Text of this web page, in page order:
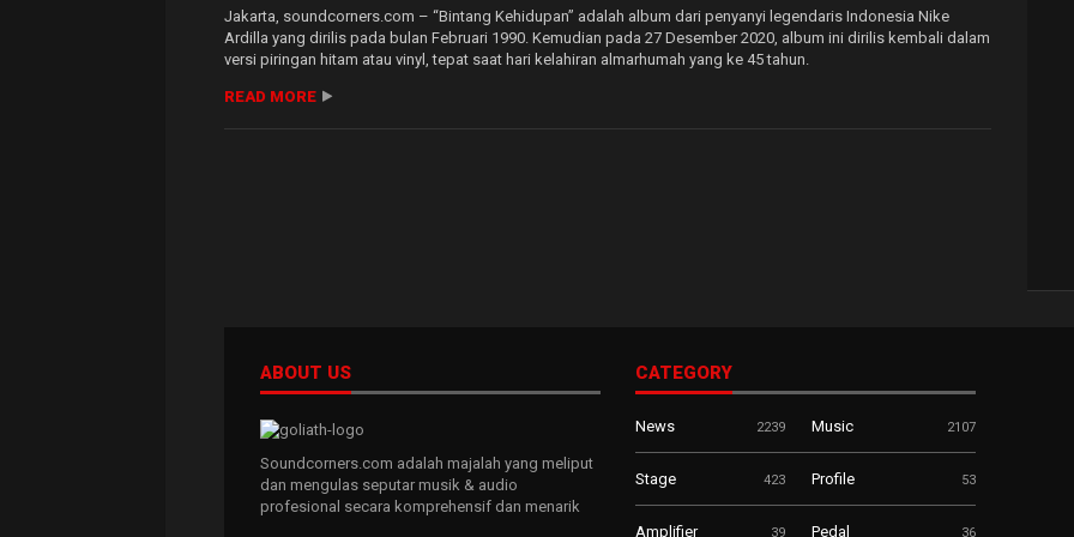
Jakarta, soundcorners.com – “Bintang Kehidupan” adalah album dari penyanyi legendaris Indonesia Nike
Ardilla yang dirilis pada bulan Februari 1990. Kemudian pada 27 Desember 2020, album ini dirilis kembali dalam
versi piringan hitam atau vinyl, tepat saat hari kelahiran almarhumah yang ke 45 tahun.
READ MORE
ABOUT US
Soundcorners.com adalah majalah yang meliput
dan mengulas seputar musik & audio
profesional secara komprehensif dan menarik
CATEGORY
News 2239 Music 2107
Stage 423 Profile 53
Amplifier 39 Pedal 36